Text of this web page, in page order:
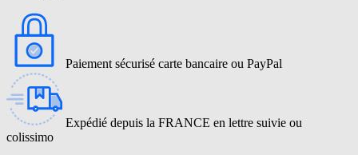
Paiement sécurisé carte bancaire ou PayPal
Expédié depuis la FRANCE en lettre suivie ou
colissimo